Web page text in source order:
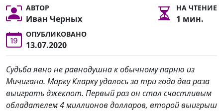
АВТОР
Иван Черных
НА ЧТЕНИЕ
1 мин.
ОПУБЛИКОВАНО
13.07.2020
Судьба явно не равнодушна к обычному парню из
Мичигана. Марку Кларку удалось за три года два раза
выиграть джекпот. Первый раз он стал счастливым
обладателем 4 миллионов долларов, второй выигрыш